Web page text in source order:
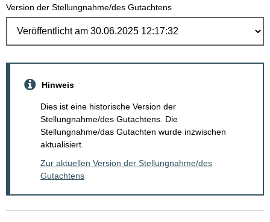
Version der Stellungnahme/des Gutachtens
Hinweis
Dies ist eine historische Version der
Stellungnahme/des Gutachtens. Die
Stellungnahme/das Gutachten wurde inzwischen
aktualisiert.
Zur aktuellen Version der Stellungnahme/des
Gutachtens